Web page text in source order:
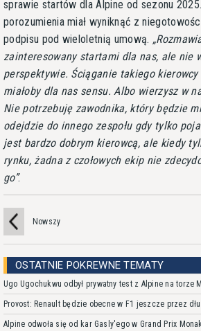
sprawie startów dla Alpine od sezonu
porozumienia miał wyniknąć z
podpisu pod wieloletnią umową.
zainteresowany startami dla nas, ale nie
perspektywie. Ściąganie takiego
miałoby dla nas sensu. Albo wierzysz w
Nie potrzebuję zawodnika, który będzie
odejdzie do innego zespołu gdy tylko
jest bardzo dobrym kierowcą, ale kiedy
rynku, żadna z czołowych ekip nie
go .
Nowszy
OSTATNIE POKREWNE TEMATY
Ugo Ugochukwu odbył prywatny test z Alpine na torze
Provost: Renault będzie obecne w F1 jeszcze przez
Alpine odwoła się od kar Gasly'ego w Grand Prix